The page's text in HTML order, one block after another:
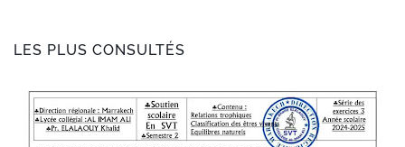
LES PLUS CONSULTÉS